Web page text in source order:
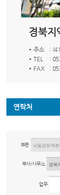
경북지
주소
:
TEL
:
FAX
:
연락처
부문
부서/사무소
업무